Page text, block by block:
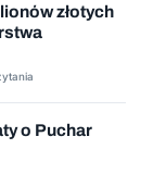
złotych
o Puchar